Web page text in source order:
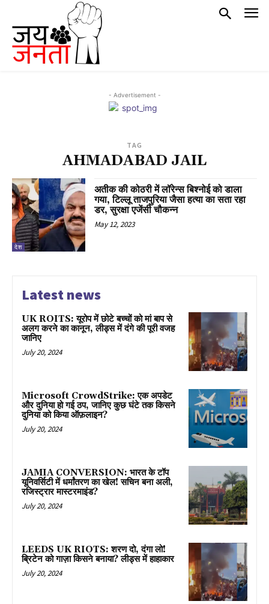
- Advertisement -
TAG
AHMADABAD JAIL
देश
अतीक की कोठरी में लॉरेन्स बिश्नोई को डाला
गया, टिल्लू ताजपुरिया जैसा हत्या का सता रहा
डर, सुरक्षा एजेंसी चौकन्न
May 12, 2023
Latest news
UK ROITS: यूरोप में छोटे बच्चों को मां बाप से
अलग करने का कानून, लीड्स में दंगे की पूरी वजह
जानिए
July 20, 2024
Microsoft CrowdStrike: एक अपडेट
और दुनिया हो गई ठप, जानिए कुछ घंटे तक किसने
दुनिया को किया ऑफ़लाइन?
July 20, 2024
JAMIA CONVERSION: भारत के टॉप
यूनिवर्सिटी में धर्मांतरण का खेल! सचिन बना अली,
रजिस्ट्रार मास्टरमाइंड?
July 20, 2024
LEEDS UK RIOTS: शरण दो, दंगा लो!
ब्रिटेन को गाज़ा किसने बनाया? लीड्स में हाहाकार
July 20, 2024